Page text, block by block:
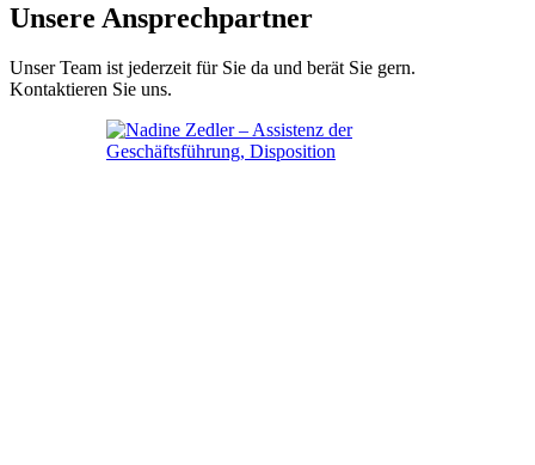
Unsere Ansprechpartner
Unser Team ist jederzeit für Sie da und berät Sie gern.
Kontaktieren Sie uns.